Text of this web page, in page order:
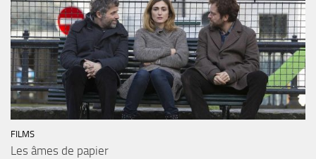
FILMS
Les âmes de papier